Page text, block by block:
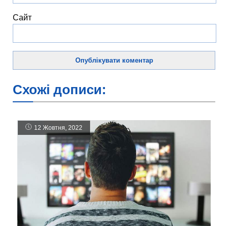
Сайт
Схожі дописи:
12 Жовтня, 2022